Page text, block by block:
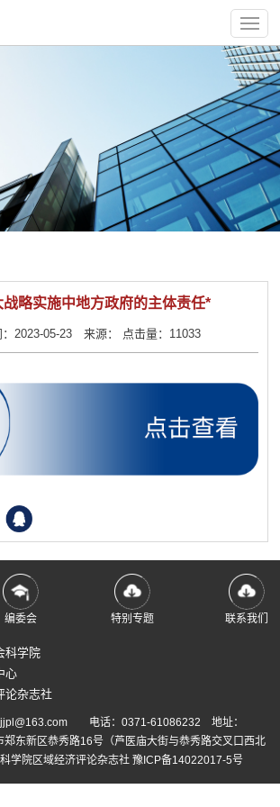
战略实施中地方政府的主体责任*
：2023-05-23 来源： 点击量：11033
编委会 特别专题 联系我们
科学院
心
论杂志社
电话：0371-61086232 地址：
东新区恭秀路16号（芦医庙大街与恭秀路交叉口西北
学院区域经济评论杂志社 豫ICP备14022017-5号